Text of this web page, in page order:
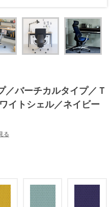
／バーチカルタイプ／Ｔ
イトシェル／ネイビー
る